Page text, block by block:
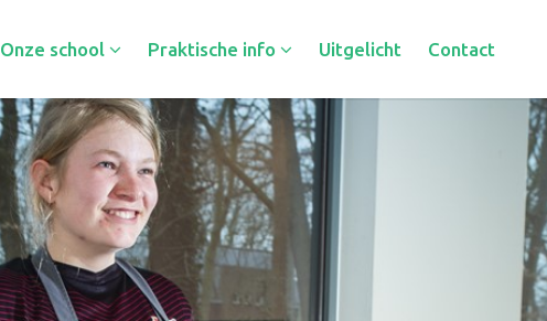
Onze school Praktische info Uitgelicht Contact